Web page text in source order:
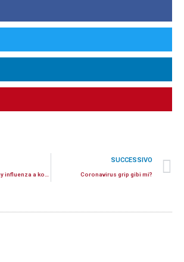
Ezért nem csak egy influenza a koronavírus
SUCCESSIVO
Coronavirus grip gibi mi?